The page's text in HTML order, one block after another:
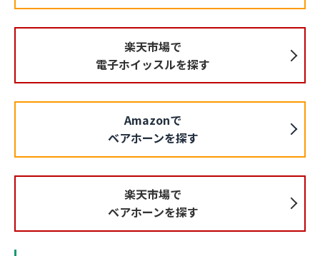
楽天市場で
電子ホイッスルを探す
Amazonで
ベアホーンを探す
楽天市場で
ベアホーンを探す